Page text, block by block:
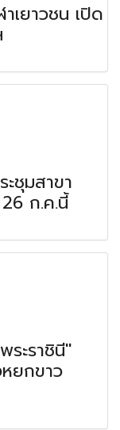
เยาวชน เปิด
ชุมสาขา
ก.ค.นี้
ระราชินี"
ยกขาว